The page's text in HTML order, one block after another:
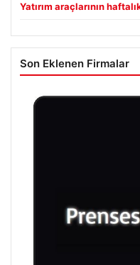
Yatırım araçlarının
Son Eklenen Firmalar